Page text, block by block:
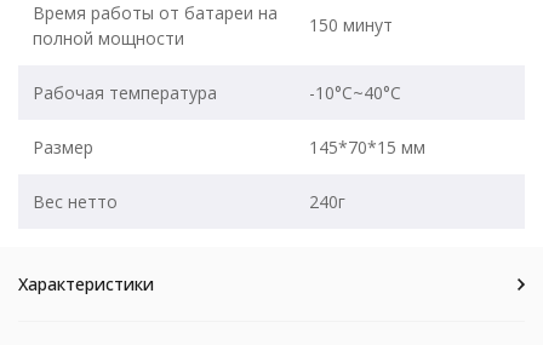
Время работы от батареи на
полной мощности
150 минут
Рабочая температура -10°C~40°C
Размер 145*70*15 мм
Вес нетто 240г
Характеристики